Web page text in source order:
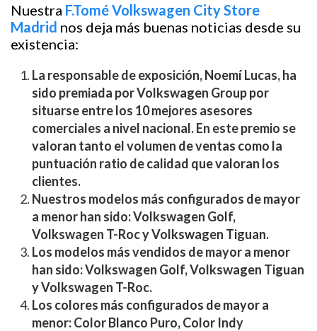
Nuestra F.Tomé Volkswagen City Store
Madrid nos deja más buenas noticias desde su
existencia:
La responsable de exposición, Noemí Lucas, ha
sido premiada por Volkswagen Group por
situarse entre los 10 mejores asesores
comerciales a nivel nacional. En este premio se
valoran tanto el volumen de ventas como la
puntuación ratio de calidad que valoran los
clientes.
Nuestros modelos más configurados de mayor
a menor han sido: Volkswagen Golf,
Volkswagen T-Roc y Volkswagen Tiguan.
Los modelos más vendidos de mayor a menor
han sido: Volkswagen Golf, Volkswagen Tiguan
y Volkswagen T-Roc.
Los colores más configurados de mayor a
menor: Color Blanco Puro, Color Indy